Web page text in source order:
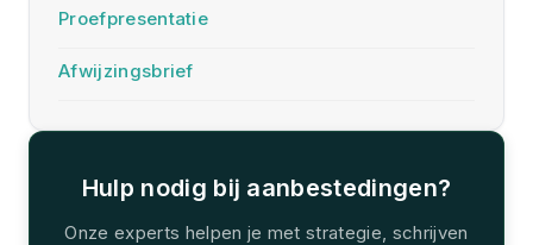
Proefpresentatie
Afwijzingsbrief
Hulp nodig bij aanbestedingen?
Onze experts helpen je met strategie, schrijven